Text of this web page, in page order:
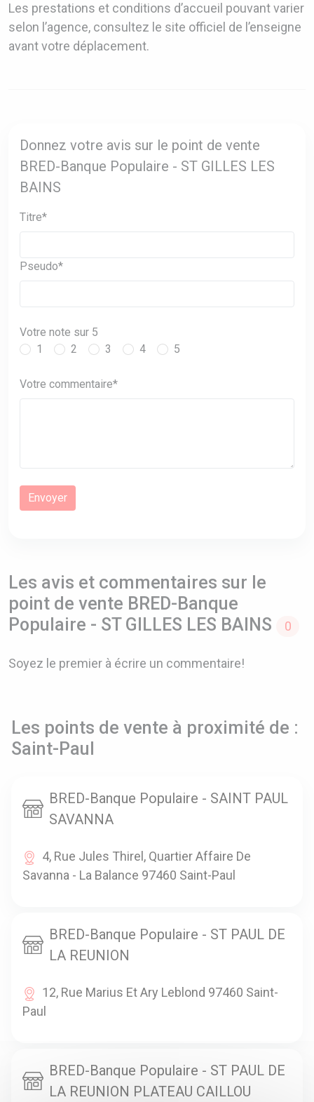
Les prestations et conditions d’accueil pouvant varier
selon l’agence, consultez le site officiel de l’enseigne
avant votre déplacement.
Donnez votre avis sur le point de vente
BRED-Banque Populaire - ST GILLES LES
BAINS
Titre*
Pseudo*
Votre note sur 5
1
2 3 4 5
Votre commentaire*
Les avis et commentaires sur le
point de vente BRED-Banque
Populaire - ST GILLES LES BAINS
0
Soyez le premier à écrire un commentaire!
Les points de vente à proximité de :
Saint-Paul
BRED-Banque Populaire - SAINT PAUL
SAVANNA
4, Rue Jules Thirel, Quartier Affaire De
Savanna - La Balance 97460 Saint-Paul
BRED-Banque Populaire - ST PAUL DE
LA REUNION
12, Rue Marius Et Ary Leblond 97460 Saint-
Paul
BRED-Banque Populaire - ST PAUL DE
LA REUNION PLATEAU CAILLOU